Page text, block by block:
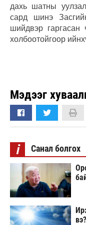
дахь шатны
сард шинэ
шийдвэр гаргасан
холбоотойгоор
Мэдээг
i Санал болгох
вэ?